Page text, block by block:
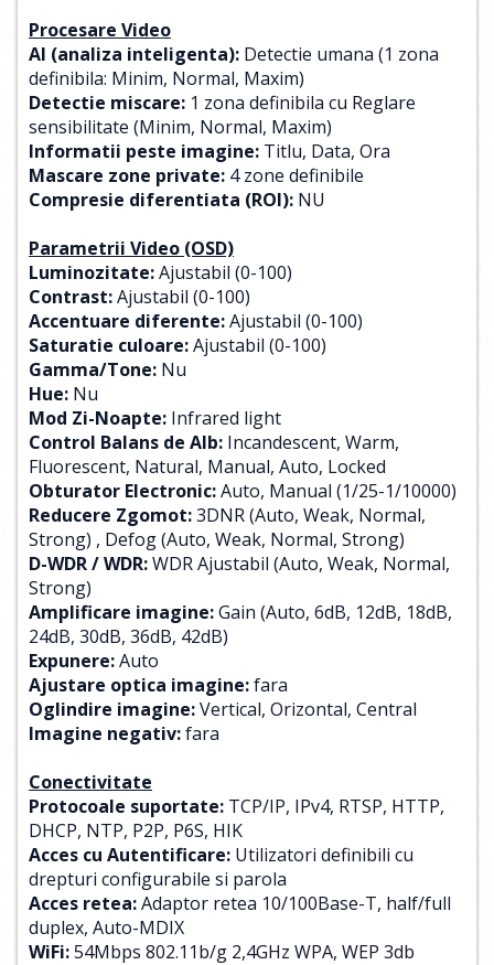
Procesare Video
AI (analiza inteligenta): Detectie umana (1 zona
definibila: Minim, Normal, Maxim)
Detectie miscare: 1 zona definibila cu Reglare
sensibilitate (Minim, Normal, Maxim)
Informatii peste imagine: Titlu, Data, Ora
Mascare zone private: 4 zone definibile
Compresie diferentiata (ROI): NU
Parametrii Video (OSD)
Luminozitate:Ajustabil (0-100)
Contrast:Ajustabil (0-100)
Accentuare diferente:Ajustabil (0-100)
Saturatie culoare:Ajustabil (0-100)
Gamma/Tone: Nu
Hue: Nu
Mod Zi-Noapte: Infrared light
Control Balans de Alb: Incandescent, Warm,
Fluorescent, Natural, Manual, Auto, Locked
Obturator Electronic:Auto, Manual (1/25-1/10000)
Reducere Zgomot:3DNR (Auto, Weak, Normal,
Strong) , Defog (Auto, Weak, Normal, Strong)
D-WDR / WDR:WDR Ajustabil (Auto, Weak, Normal,
Strong)
Amplificare imagine:Gain (Auto, 6dB, 12dB, 18dB,
24dB, 30dB, 36dB, 42dB)
Expunere:Auto
Ajustare optica imagine:fara
Oglindire imagine:Vertical, Orizontal, Central
Imagine negativ:fara
Conectivitate
Protocoale suportate: TCP/IP, IPv4, RTSP, HTTP,
DHCP, NTP, P2P, P6S, HIK
Acces cu Autentificare: Utilizatori definibili cu
drepturi configurabile si parola
Acces retea:Adaptor retea 10/100Base-T, half/full
duplex, Auto-MDIX
WiFi:54Mbps 802.11b/g 2,4GHz WPA, WEP 3db